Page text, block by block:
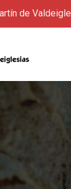
de